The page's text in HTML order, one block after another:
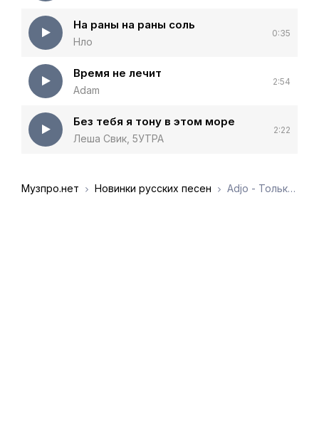
На раны на раны соль
Нло
0:35
Время не лечит
Adam
2:54
Без тебя я тону в этом море
Леша Свик, 5УТРА
2:22
Музпро.нет Новинки русских песен Adjo - Только время лечит эти раны